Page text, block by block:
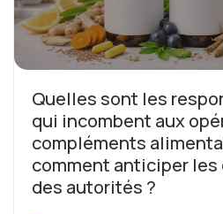
Quelles sont les
qui incombent aux
compléments
comment anticiper
des autorités ?